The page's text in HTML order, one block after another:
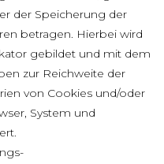
der Speicherung der
betragen. Hierbei wird
gebildet und mit dem
zur Reichweite der
von Cookies und/oder
System und